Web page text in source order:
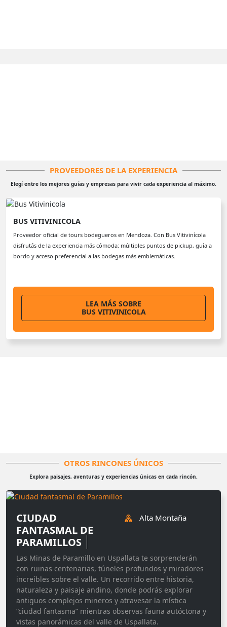
PROVEEDORES DE LA EXPERIENCIA
Elegí entre los mejores guías y empresas para vivir cada experiencia al máximo.
BUS VITIVINICOLA
Proveedor oficial de tours bodegueros en Mendoza. Con Bus Vitivinícola
disfrutás de la experiencia más cómoda: múltiples puntos de pickup, guía a
bordo y acceso preferencial a las bodegas más emblemáticas.
LEA MÁS SOBRE
BUS VITIVINICOLA
OTROS RINCONES ÚNICOS
Explora paisajes, aventuras y experiencias únicas en cada rincón.
CIUDAD
FANTASMAL DE
PARAMILLOS
Alta Montaña
Las Minas de Paramillo en Uspallata te sorprenderán
con ruinas centenarias, túneles profundos y miradores
increíbles sobre el valle. Un recorrido entre historia,
naturaleza y paisaje andino, donde podrás explorar
antiguos complejos mineros y atravesar la mística
“ciudad fantasma” mientras observas fauna autóctona y
vistas panorámicas del valle de Uspallata.